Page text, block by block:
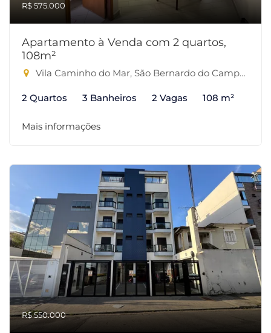
R$ 575.000
Apartamento à Venda com 2 quartos,
108m²
Vila Caminho do Mar, São Bernardo do Campo-SP
2 Quartos 3 Banheiros 2 Vagas 108 m²
Mais informações
R$ 550.000